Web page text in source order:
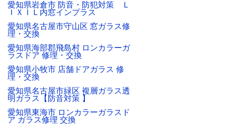
愛知県岩倉市 防音・防犯対策 Ｌ
ＩＸＩＬ内窓インプラス
愛知県名古屋市守山区 窓ガラス修
理・交換
愛知県海部郡飛島村 ロンカラーガ
ラスドア 修理・交換
愛知県小牧市 店舗ドアガラス 修
理・交換
愛知県名古屋市緑区 複層ガラス透
明ガラス【防音対策 】
愛知県東海市 ロンカラーガラスド
ア ガラス修理 交換